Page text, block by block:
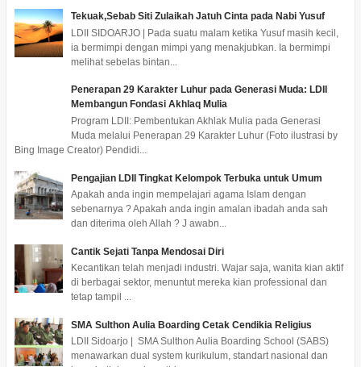
Tekuak,Sebab Siti Zulaikah Jatuh Cinta pada Nabi Yusuf
LDII SIDOARJO | Pada suatu malam ketika Yusuf masih kecil,
ia bermimpi dengan mimpi yang menakjubkan. Ia bermimpi
melihat sebelas bintan...
Penerapan 29 Karakter Luhur pada Generasi Muda: LDII
Membangun Fondasi Akhlaq Mulia
Program LDII: Pembentukan Akhlak Mulia pada Generasi
Muda melalui Penerapan 29 Karakter Luhur (Foto ilustrasi by
Bing Image Creator) Pendidi...
Pengajian LDII Tingkat Kelompok Terbuka untuk Umum
Apakah anda ingin mempelajari agama Islam dengan
sebenarnya ? Apakah anda ingin amalan ibadah anda sah
dan diterima oleh Allah ? J awabn...
Cantik Sejati Tanpa Mendosai Diri
Kecantikan telah menjadi industri. Wajar saja, wanita kian aktif
di berbagai sektor, menuntut mereka kian professional dan
tetap tampil ...
SMA Sulthon Aulia Boarding Cetak Cendikia Religius
LDII Sidoarjo | SMA Sulthon Aulia Boarding School (SABS)
menawarkan dual system kurikulum, standart nasional dan